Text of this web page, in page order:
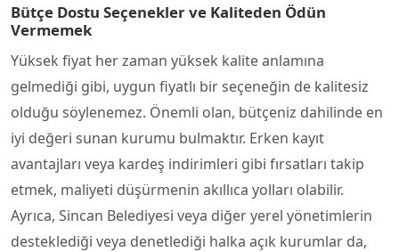
Bütçe Dostu Seçenekler ve Kaliteden Ödün
Vermemek
Yüksek fiyat her zaman yüksek kalite anlamına
gelmediği gibi, uygun fiyatlı bir seçeneğin de kalitesiz
olduğu söylenemez. Önemli olan, bütçeniz dahilinde en
iyi değeri sunan kurumu bulmaktır. Erken kayıt
avantajları veya kardeş indirimleri gibi fırsatları takip
etmek, maliyeti düşürmenin akıllıca yolları olabilir.
Ayrıca, Sincan Belediyesi veya diğer yerel yönetimlerin
desteklediği veya denetlediği halka açık kurumlar da,